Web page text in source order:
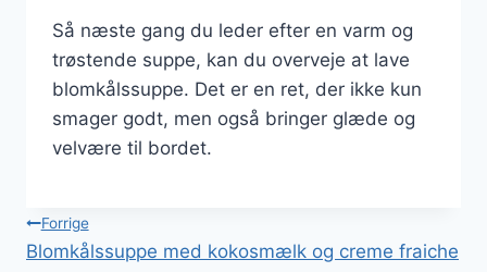
Så næste gang du leder efter en varm og
trøstende suppe, kan du overveje at lave
blomkålssuppe. Det er en ret, der ikke kun
smager godt, men også bringer glæde og
velvære til bordet.
Indlægsnavigation
Forrige
Blomkålssuppe med kokosmælk og creme fraiche